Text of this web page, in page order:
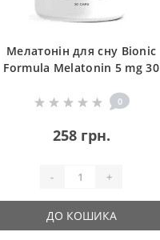
Мелатонін для сну Bionic
Formula Melatonin 5 mg 30
0
258 грн.
- +
ДО КОШИКА